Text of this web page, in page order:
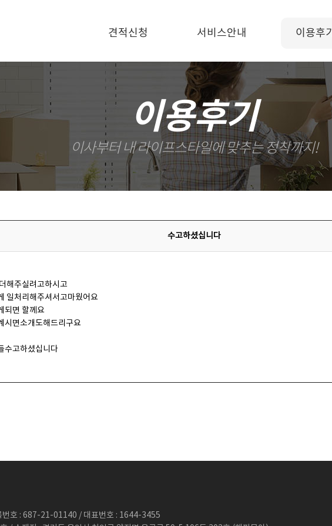
견적신청 서비스안내 이용후기
이용후기
이사부터 내 라이프스타일에 맞추는 정착까지!
수고하셨십니다
해주실려고하시고
일처리해주셔서고마웠어요
되면 할께요
시면소개도해드리구요
수고하셨십니다
번호 : 687-21-01140 / 대표번호 : 1644-3455